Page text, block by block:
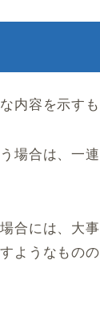
内容を示す
場合は、一
合には、大
ようなものの